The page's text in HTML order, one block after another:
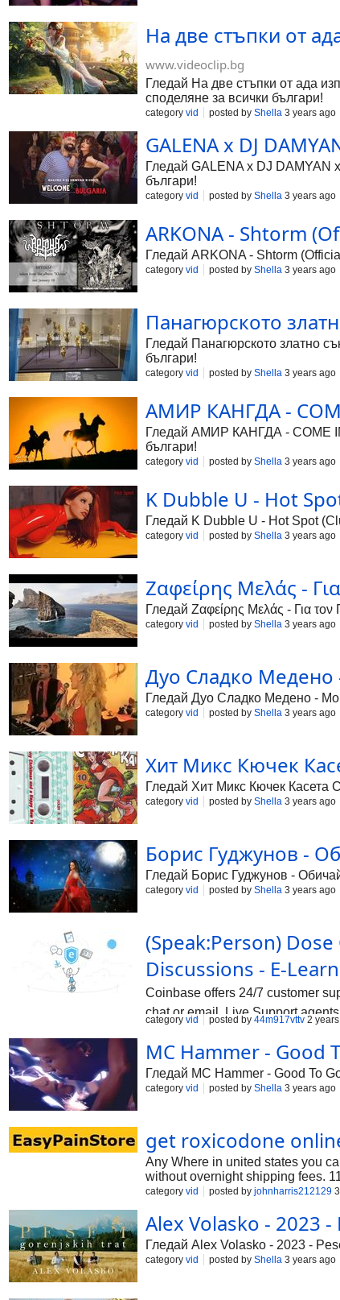
На две стъпки от
www.videoclip.bg
Гледай На две стъпки от ада
споделяне за всички българи!
category vid posted by Shella 3 years ago
GALENA x DJ
Гледай GALENA x DJ DAMYAN
българи!
category vid posted by Shella 3 years ago
ARKONA - Shtorm
Гледай ARKONA - Shtorm
category vid posted by Shella 3 years ago
Панагюрското
Гледай Панагюрското златно
българи!
category vid posted by Shella 3 years ago
АМИР КАНГДА -
Гледай АМИР КАНГДА - COME
българи!
category vid posted by Shella 3 years ago
K Dubble U - Hot
Гледай K Dubble U - Hot Spot
category vid posted by Shella 3 years ago
Ζαφείρης Μελάς -
Гледай Ζαφείρης Μελάς - Για
category vid posted by Shella 3 years ago
Дуо Сладко Медено
Гледай Дуо Сладко Медено -
category vid posted by Shella 3 years ago
Хит Микс Кючек
Гледай Хит Микс Кючек Касета
category vid posted by Shella 3 years ago
Борис Гуджунов -
Гледай Борис Гуджунов -
category vid posted by Shella 3 years ago
(Speak:Person)
Discussions - E-
Coinbase offers 24/7 customer
chat or email. Live Support agents
category vid posted by 44m917vttv 2
MC Hammer - Good
Гледай MC Hammer - Good To
category vid posted by Shella 3 years ago
get roxicodone
Any Where in united states you
without overnight shipping fees.
representatives and treat them
category vid posted by johnharris212129
Alex Volasko - 2023
Гледай Alex Volasko - 2023 -
category vid posted by Shella 3 years ago